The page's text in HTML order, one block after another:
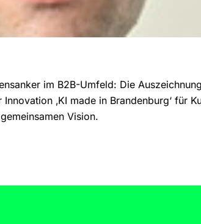
im B2B-Umfeld: Die
‚KI made in Brandenburg‘ für
Vision.